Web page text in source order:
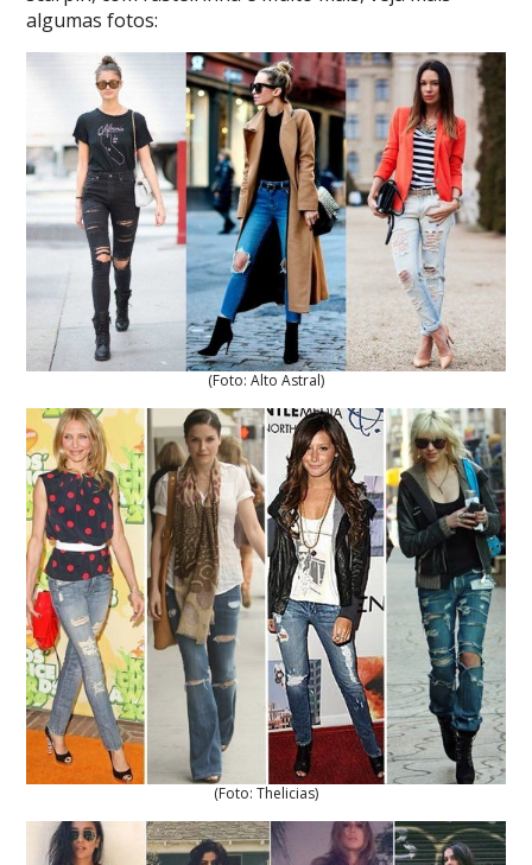
algumas fotos:
(Foto: Alto Astral)
(Foto: Thelicias)